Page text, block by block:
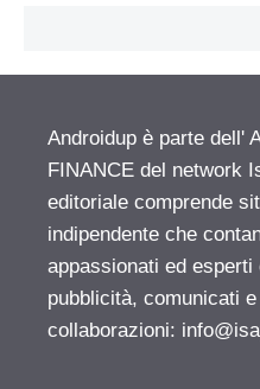
Androidup è parte dell'
FINANCE del network
editoriale comprende
indipendente che
appassionati ed
pubblicità, comunicati e
collaborazioni: